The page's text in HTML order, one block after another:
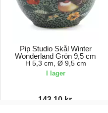
Pip Studio Skål Winter
Wonderland Grön 9,5 cm
H 5,3 cm, Ø 9,5 cm
I lager
143,10 kr.